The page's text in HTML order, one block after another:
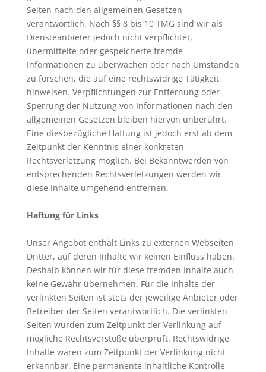
Seiten nach den allgemeinen Gesetzen
verantwortlich. Nach §§ 8 bis 10 TMG sind wir als
Diensteanbieter jedoch nicht verpflichtet,
übermittelte oder gespeicherte fremde
Informationen zu überwachen oder nach Umständen
zu forschen, die auf eine rechtswidrige Tätigkeit
hinweisen. Verpflichtungen zur Entfernung oder
Sperrung der Nutzung von Informationen nach den
allgemeinen Gesetzen bleiben hiervon unberührt.
Eine diesbezügliche Haftung ist jedoch erst ab dem
Zeitpunkt der Kenntnis einer konkreten
Rechtsverletzung möglich. Bei Bekanntwerden von
entsprechenden Rechtsverletzungen werden wir
diese Inhalte umgehend entfernen.
Haftung für Links
Unser Angebot enthält Links zu externen Webseiten
Dritter, auf deren Inhalte wir keinen Einfluss haben.
Deshalb können wir für diese fremden Inhalte auch
keine Gewähr übernehmen. Für die Inhalte der
verlinkten Seiten ist stets der jeweilige Anbieter oder
Betreiber der Seiten verantwortlich. Die verlinkten
Seiten wurden zum Zeitpunkt der Verlinkung auf
mögliche Rechtsverstöße überprüft. Rechtswidrige
Inhalte waren zum Zeitpunkt der Verlinkung nicht
erkennbar. Eine permanente inhaltliche Kontrolle